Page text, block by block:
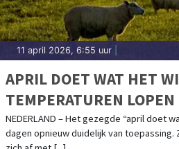
11 april 2026, 6:55 uur
APRIL DOET WAT HET
TEMPERATUREN
NEDERLAND – Het gezegde “april doet
dagen opnieuw duidelijk van